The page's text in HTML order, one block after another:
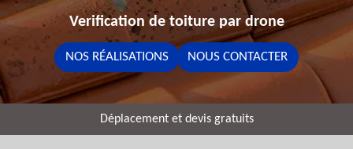
Verification de toiture par drone
NOS RÉALISATIONS NOUS CONTACTER
Déplacement et devis gratuits